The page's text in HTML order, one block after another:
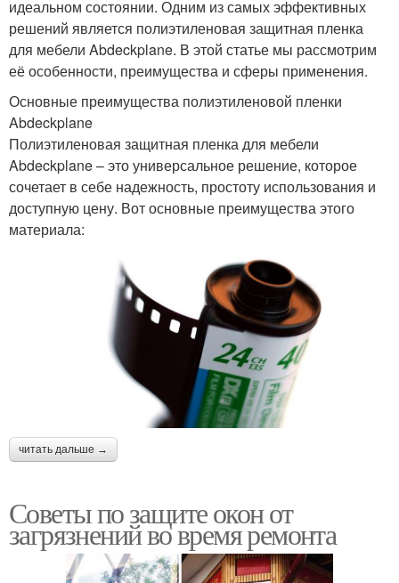
идеальном состоянии. Одним из самых эффективных
решений является полиэтиленовая защитная пленка
для мебели Abdeckplane. В этой статье мы рассмотрим
её особенности, преимущества и сферы применения.
Основные преимущества полиэтиленовой пленки
Abdeckplane
Полиэтиленовая защитная пленка для мебели
Abdeckplane – это универсальное решение, которое
сочетает в себе надежность, простоту использования и
доступную цену. Вот основные преимущества этого
материала:
читать дальше →
Советы по защите окон от
загрязнений во время ремонта